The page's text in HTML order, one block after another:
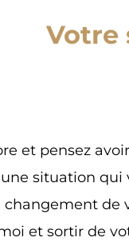
Votre
et pensez
situation qui
changement de
et sortir de